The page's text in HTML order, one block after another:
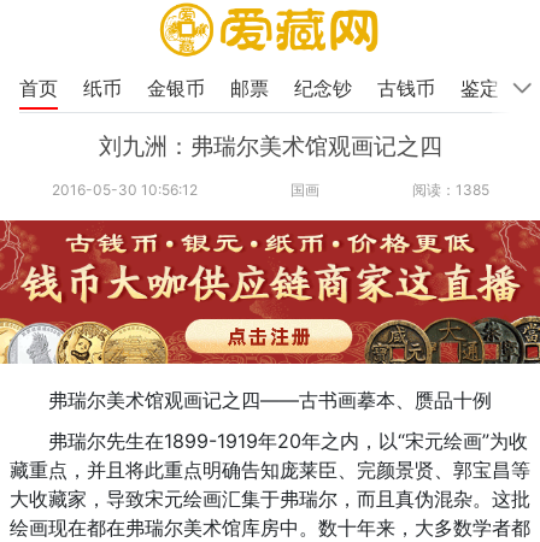
首页 纸币 金银币 邮票 纪念钞 古钱币 鉴定
刘九洲：弗瑞尔美术馆观画记之四
2016-05-30 10:56:12 国画 阅读：1385
弗瑞尔美术馆观画记之四——古书画摹本、赝品十例
弗瑞尔先生在1899-1919年20年之内，以“宋元绘画”为收
藏重点，并且将此重点明确告知庞莱臣、完颜景贤、郭宝昌等
大收藏家，导致宋元绘画汇集于弗瑞尔，而且真伪混杂。这批
绘画现在都在弗瑞尔美术馆库房中。数十年来，大多数学者都